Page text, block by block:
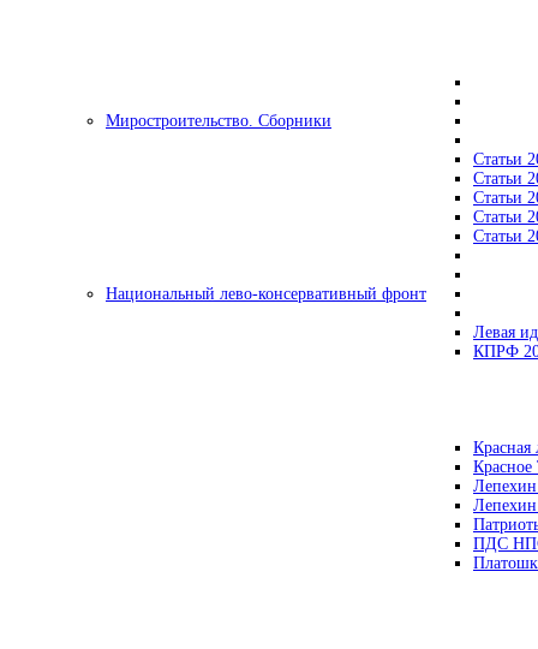
Миростроительство. Сборники
Статьи
Статьи
Статьи
Статьи
Статьи
Национальный лево-консервативный фронт
Левая
КПРФ
Красная
ПДС